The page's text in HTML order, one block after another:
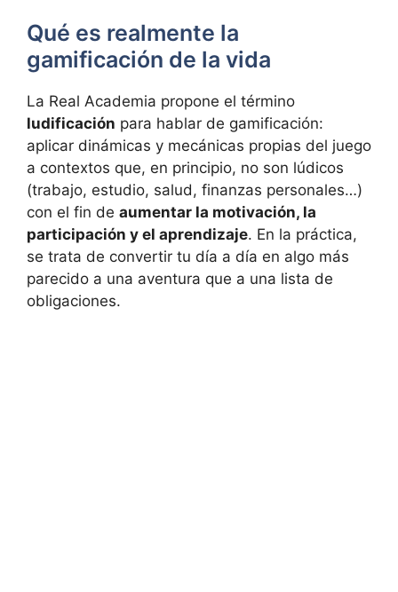
Qué es realmente la
gamificación de la vida
La Real Academia propone el término
ludificación para hablar de gamificación:
aplicar dinámicas y mecánicas propias del juego
a contextos que, en principio, no son lúdicos
(trabajo, estudio, salud, finanzas personales…)
con el fin de aumentar la motivación, la
participación y el aprendizaje. En la práctica,
se trata de convertir tu día a día en algo más
parecido a una aventura que a una lista de
obligaciones.